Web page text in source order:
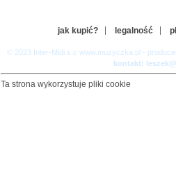
jak kupić? legalność
© 2023 Inter-Midi s.c www.muzyczka.pl -
kontakt:
Ta strona wykorzystuje pliki cookie